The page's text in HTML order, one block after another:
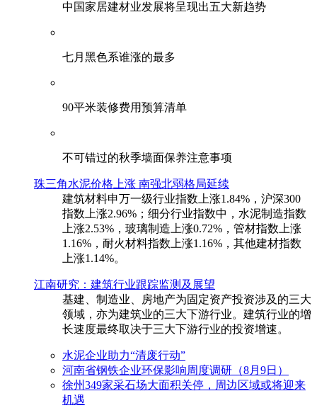
中国家居建材业发展将呈现出五大新趋势
七月黑色系谁涨的最多
90平米装修费用预算清单
不可错过的秋季墙面保养注意事项
珠三角水泥价格上涨 南强北弱格局延续
建筑材料申万一级行业指数上涨1.84%，沪深300
指数上涨2.96%；细分行业指数中，水泥制造指数
上涨2.53%，玻璃制造上涨0.72%，管材指数上涨
1.16%，耐火材料指数上涨1.16%，其他建材指数
上涨1.14%。
江南研究：建筑行业跟踪监测及展望
基建、制造业、房地产为固定资产投资涉及的三大
领域，亦为建筑业的三大下游行业。建筑行业的增
长速度最终取决于三大下游行业的投资增速。
水泥企业助力“清废行动”
河南省钢铁企业环保影响周度调研（8月9日）
徐州349家采石场大面积关停，周边区域或将迎来
机遇